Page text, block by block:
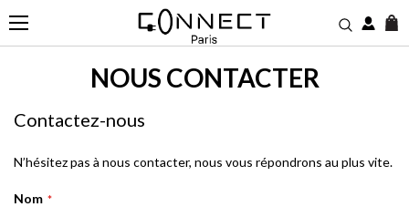
NOUS CONTACTER
Contactez-nous
N’hésitez pas à nous contacter, nous vous répondrons au plus vite.
Nom